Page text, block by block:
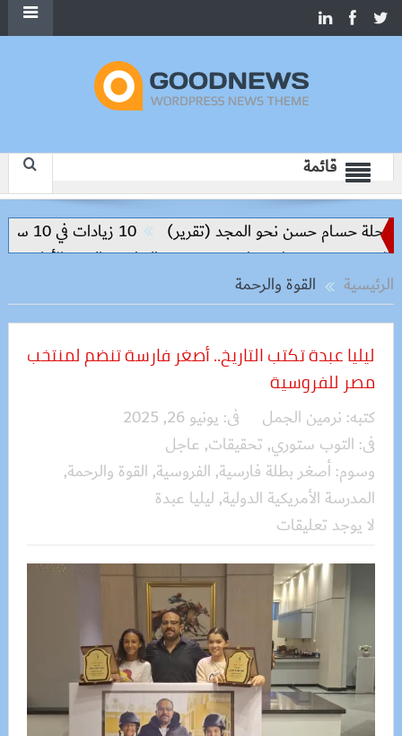
قائمة
حسام حسن نحو المجد (تقرير)
10 زيادات في 10 سنوات.. هل حان الوقت لرفع دعم البنزين نهائيا؟
ومحمود مصطفى طه يقود مسيرة التطوير والتميز الأكاديمي
الرئيسية
القوة والرحمة
ليليا عبدة تكتب التاريخ.. أصغر فارسة تنضم لمنتخب
مصر للفروسية
كتبه: نرمين الجمل فى: يونيو 26, 2025
فى: التوب ستوري, تحقيقات, عاجل
وسوم:أصغر بطلة فارسية, الفروسية, القوة والرحمة,
المدرسة الأمريكية الدولية, ليليا عبدة
لا يوجد تعليقات